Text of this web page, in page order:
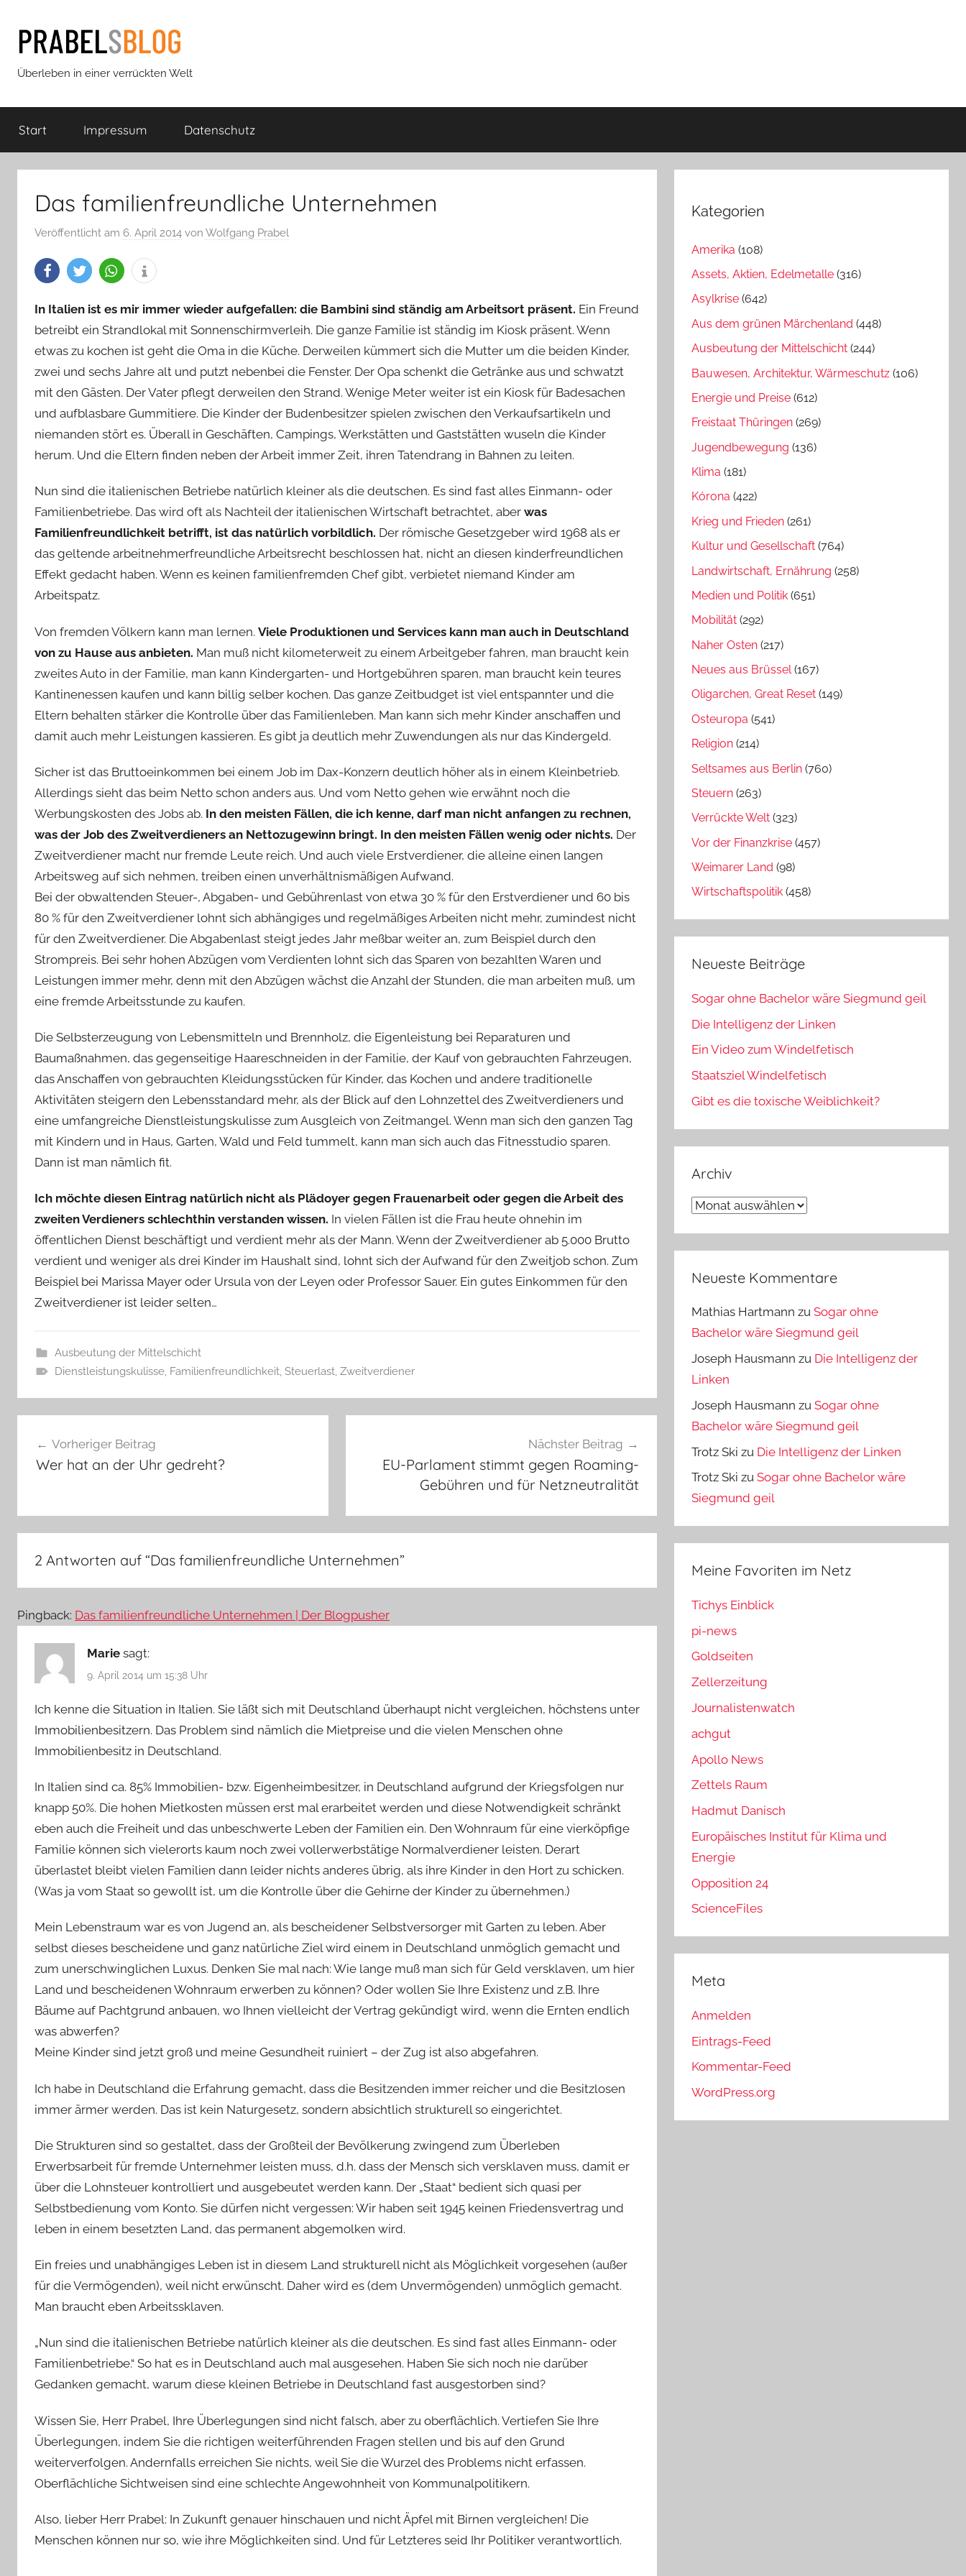
Inhalt
springen
Prabels
Blog
Überleben in einer verrückten Welt
Start Impressum Datenschutz
Das familienfreundliche Unternehmen
Veröffentlicht am 6. April 2014 von Wolfgang Prabel
In Italien ist es mir immer wieder aufgefallen: die Bambini sind ständig am Arbeitsort präsent. Ein Freund
betreibt ein Strandlokal mit Sonnenschirmverleih. Die ganze Familie ist ständig im Kiosk präsent. Wenn
etwas zu kochen ist geht die Oma in die Küche. Derweilen kümmert sich die Mutter um die beiden Kinder,
zwei und sechs Jahre alt und putzt nebenbei die Fenster. Der Opa schenkt die Getränke aus und schwatzt
mit den Gästen. Der Vater pflegt derweilen den Strand. Wenige Meter weiter ist ein Kiosk für Badesachen
und aufblasbare Gummitiere. Die Kinder der Budenbesitzer spielen zwischen den Verkaufsartikeln und
niemanden stört es. Überall in Geschäften, Campings, Werkstätten und Gaststätten wuseln die Kinder
herum. Und die Eltern finden neben der Arbeit immer Zeit, ihren Tatendrang in Bahnen zu leiten.
Nun sind die italienischen Betriebe natürlich kleiner als die deutschen. Es sind fast alles Einmann- oder
Familienbetriebe. Das wird oft als Nachteil der italienischen Wirtschaft betrachtet, aber was
Familienfreundlichkeit betrifft, ist das natürlich vorbildlich. Der römische Gesetzgeber wird 1968 als er
das geltende arbeitnehmerfreundliche Arbeitsrecht beschlossen hat, nicht an diesen kinderfreundlichen
Effekt gedacht haben. Wenn es keinen familienfremden Chef gibt, verbietet niemand Kinder am
Arbeitspatz.
Von fremden Völkern kann man lernen. Viele Produktionen und Services kann man auch in Deutschland
von zu Hause aus anbieten. Man muß nicht kilometerweit zu einem Arbeitgeber fahren, man braucht kein
zweites Auto in der Familie, man kann Kindergarten- und Hortgebühren sparen, man braucht kein teures
Kantinenessen kaufen und kann billig selber kochen. Das ganze Zeitbudget ist viel entspannter und die
Eltern behalten stärker die Kontrolle über das Familienleben. Man kann sich mehr Kinder anschaffen und
damit auch mehr Leistungen kassieren. Es gibt ja deutlich mehr Zuwendungen als nur das Kindergeld.
Sicher ist das Bruttoeinkommen bei einem Job im Dax-Konzern deutlich höher als in einem Kleinbetrieb.
Allerdings sieht das beim Netto schon anders aus. Und vom Netto gehen wie erwähnt noch die
Werbungskosten des Jobs ab. In den meisten Fällen, die ich kenne, darf man nicht anfangen zu rechnen,
was der Job des Zweitverdieners an Nettozugewinn bringt. In den meisten Fällen wenig oder nichts. Der
Zweitverdiener macht nur fremde Leute reich. Und auch viele Erstverdiener, die alleine einen langen
Arbeitsweg auf sich nehmen, treiben einen unverhältnismäßigen Aufwand.
Bei der obwaltenden Steuer-, Abgaben- und Gebührenlast von etwa 30 % für den Erstverdiener und 60 bis
80 % für den Zweitverdiener lohnt sich abhängiges und regelmäßiges Arbeiten nicht mehr, zumindest nicht
für den Zweitverdiener. Die Abgabenlast steigt jedes Jahr meßbar weiter an, zum Beispiel durch den
Strompreis. Bei sehr hohen Abzügen vom Verdienten lohnt sich das Sparen von bezahlten Waren und
Leistungen immer mehr, denn mit den Abzügen wächst die Anzahl der Stunden, die man arbeiten muß, um
eine fremde Arbeitsstunde zu kaufen.
Die Selbsterzeugung von Lebensmitteln und Brennholz, die Eigenleistung bei Reparaturen und
Baumaßnahmen, das gegenseitige Haareschneiden in der Familie, der Kauf von gebrauchten Fahrzeugen,
das Anschaffen von gebrauchten Kleidungsstücken für Kinder, das Kochen und andere traditionelle
Aktivitäten steigern den Lebensstandard mehr, als der Blick auf den Lohnzettel des Zweitverdieners und
eine umfangreiche Dienstleistungskulisse zum Ausgleich von Zeitmangel. Wenn man sich den ganzen Tag
mit Kindern und in Haus, Garten, Wald und Feld tummelt, kann man sich auch das Fitnesstudio sparen.
Dann ist man nämlich fit.
Ich möchte diesen Eintrag natürlich nicht als Plädoyer gegen Frauenarbeit oder gegen die Arbeit des
zweiten Verdieners schlechthin verstanden wissen. In vielen Fällen ist die Frau heute ohnehin im
öffentlichen Dienst beschäftigt und verdient mehr als der Mann. Wenn der Zweitverdiener ab 5.000 Brutto
verdient und weniger als drei Kinder im Haushalt sind, lohnt sich der Aufwand für den Zweitjob schon. Zum
Beispiel bei Marissa Mayer oder Ursula von der Leyen oder Professor Sauer. Ein gutes Einkommen für den
Zweitverdiener ist leider selten…
Ausbeutung der Mittelschicht
Dienstleistungskulisse, Familienfreundlichkeit, Steuerlast, Zweitverdiener
Vorheriger Beitrag
Wer hat an der Uhr gedreht?
Nächster Beitrag
EU-Parlament stimmt gegen Roaming-
Gebühren und für Netzneutralität
2 Antworten auf “Das familienfreundliche Unternehmen”
Pingback: Das familienfreundliche Unternehmen | Der Blogpusher
Marie sagt:
9. April 2014 um 15:38 Uhr
Ich kenne die Situation in Italien. Sie läßt sich mit Deutschland überhaupt nicht vergleichen, höchstens unter
Immobilienbesitzern. Das Problem sind nämlich die Mietpreise und die vielen Menschen ohne
Immobilienbesitz in Deutschland.
In Italien sind ca. 85% Immobilien- bzw. Eigenheimbesitzer, in Deutschland aufgrund der Kriegsfolgen nur
knapp 50%. Die hohen Mietkosten müssen erst mal erarbeitet werden und diese Notwendigkeit schränkt
eben auch die Freiheit und das unbeschwerte Leben der Familien ein. Den Wohnraum für eine vierköpfige
Familie können sich vielerorts kaum noch zwei vollerwerbstätige Normalverdiener leisten. Derart
überlastet bleibt vielen Familien dann leider nichts anderes übrig, als ihre Kinder in den Hort zu schicken.
(Was ja vom Staat so gewollt ist, um die Kontrolle über die Gehirne der Kinder zu übernehmen.)
Mein Lebenstraum war es von Jugend an, als bescheidener Selbstversorger mit Garten zu leben. Aber
selbst dieses bescheidene und ganz natürliche Ziel wird einem in Deutschland unmöglich gemacht und
zum unerschwinglichen Luxus. Denken Sie mal nach: Wie lange muß man sich für Geld versklaven, um hier
Land und bescheidenen Wohnraum erwerben zu können? Oder wollen Sie Ihre Existenz und z.B. Ihre
Bäume auf Pachtgrund anbauen, wo Ihnen vielleicht der Vertrag gekündigt wird, wenn die Ernten endlich
was abwerfen?
Meine Kinder sind jetzt groß und meine Gesundheit ruiniert – der Zug ist also abgefahren.
Ich habe in Deutschland die Erfahrung gemacht, dass die Besitzenden immer reicher und die Besitzlosen
immer ärmer werden. Das ist kein Naturgesetz, sondern absichtlich strukturell so eingerichtet.
Die Strukturen sind so gestaltet, dass der Großteil der Bevölkerung zwingend zum Überleben
Erwerbsarbeit für fremde Unternehmer leisten muss, d.h. dass der Mensch sich versklaven muss, damit er
über die Lohnsteuer kontrolliert und ausgebeutet werden kann. Der „Staat“ bedient sich quasi per
Selbstbedienung vom Konto. Sie dürfen nicht vergessen: Wir haben seit 1945 keinen Friedensvertrag und
leben in einem besetzten Land, das permanent abgemolken wird.
Ein freies und unabhängiges Leben ist in diesem Land strukturell nicht als Möglichkeit vorgesehen (außer
für die Vermögenden), weil nicht erwünscht. Daher wird es (dem Unvermögenden) unmöglich gemacht.
Man braucht eben Arbeitssklaven.
„Nun sind die italienischen Betriebe natürlich kleiner als die deutschen. Es sind fast alles Einmann- oder
Familienbetriebe.“ So hat es in Deutschland auch mal ausgesehen. Haben Sie sich noch nie darüber
Gedanken gemacht, warum diese kleinen Betriebe in Deutschland fast ausgestorben sind?
Wissen Sie, Herr Prabel, Ihre Überlegungen sind nicht falsch, aber zu oberflächlich. Vertiefen Sie Ihre
Überlegungen, indem Sie die richtigen weiterführenden Fragen stellen und bis auf den Grund
weiterverfolgen. Andernfalls erreichen Sie nichts, weil Sie die Wurzel des Problems nicht erfassen.
Oberflächliche Sichtweisen sind eine schlechte Angewohnheit von Kommunalpolitikern.
Also, lieber Herr Prabel: In Zukunft genauer hinschauen und nicht Äpfel mit Birnen vergleichen! Die
Menschen können nur so, wie ihre Möglichkeiten sind. Und für Letzteres seid Ihr Politiker verantwortlich.
Kategorien
Amerika (108)
Assets, Aktien, Edelmetalle (316)
Asylkrise (642)
Aus dem grünen Märchenland (448)
Ausbeutung der Mittelschicht (244)
Bauwesen, Architektur, Wärmeschutz (106)
Energie und Preise (612)
Freistaat Thüringen (269)
Jugendbewegung (136)
Klima (181)
Kórona (422)
Krieg und Frieden (261)
Kultur und Gesellschaft (764)
Landwirtschaft, Ernährung (258)
Medien und Politik (651)
Mobilität (292)
Naher Osten (217)
Neues aus Brüssel(167)
Oligarchen, Great Reset (149)
Osteuropa (541)
Religion (214)
Seltsames aus Berlin (760)
Steuern (263)
Verrückte Welt (323)
Vor der Finanzkrise (457)
Weimarer Land (98)
Wirtschaftspolitik (458)
Neueste Beiträge
Sogar ohne Bachelor wäre Siegmund geil
Die Intelligenz der Linken
Ein Video zum Windelfetisch
Staatsziel Windelfetisch
Gibt es die toxische Weiblichkeit?
Archiv
Archiv
Neueste Kommentare
Mathias Hartmann zuSogar ohne
Bachelor wäre Siegmund geil
Joseph Hausmann zu Die Intelligenz der
Linken
Joseph Hausmann zuSogar ohne
Bachelor wäre Siegmund geil
Trotz Ski zu Die Intelligenz der Linken
Trotz Ski zuSogar ohne Bachelor wäre
Siegmund geil
Meine Favoriten im Netz
Tichys Einblick
pi-news
Goldseiten
Zellerzeitung
Journalistenwatch
achgut
Apollo News
Zettels Raum
Hadmut Danisch
Europäisches Institut für Klima und
Energie
Opposition 24
ScienceFiles
Meta
Anmelden
Eintrags-Feed
Kommentar-Feed
WordPress.org